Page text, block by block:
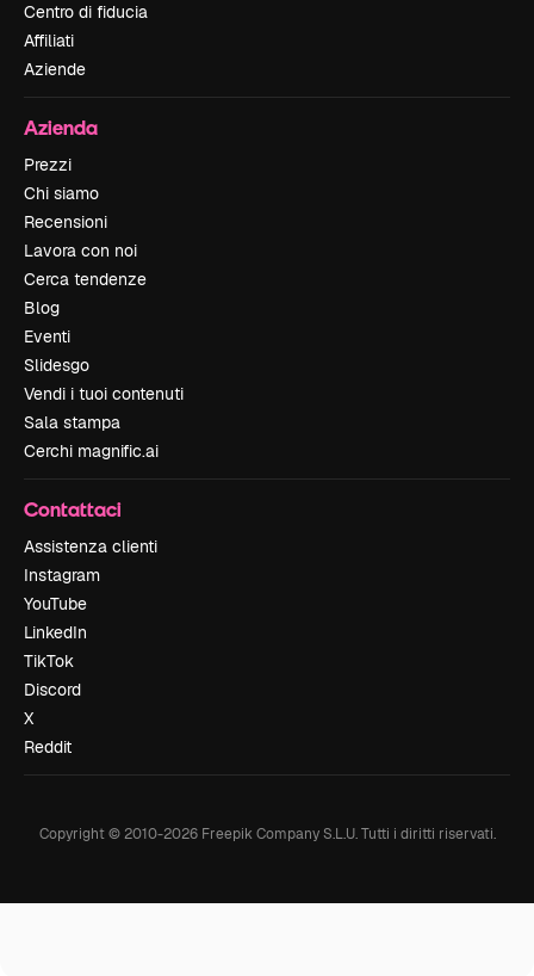
Centro di fiducia
Affiliati
Aziende
Azienda
Prezzi
Chi siamo
Recensioni
Lavora con noi
Cerca tendenze
Blog
Eventi
Slidesgo
Vendi i tuoi contenuti
Sala stampa
Cerchi magnific.ai
Contattaci
Assistenza clienti
Instagram
YouTube
LinkedIn
TikTok
Discord
X
Reddit
Copyright © 2010-2026Freepik Company S.L.U. Tutti i diritti riservati.